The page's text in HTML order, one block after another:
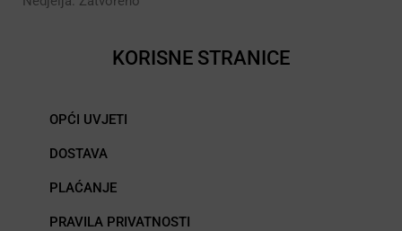
KORISNE STRANICE
OPĆI UVJETI
DOSTAVA
PLAĆANJE
PRAVILA PRIVATNOSTI